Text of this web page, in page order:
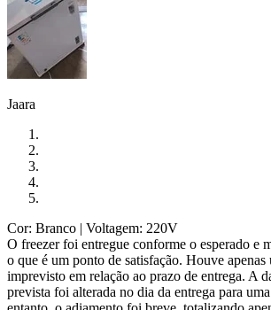
Jaara
Cor: Branco | Voltagem: 220V
O freezer foi entregue conforme o esperado e
o que é um ponto de satisfação. Houve apenas
imprevisto em relação ao prazo de entrega. A
prevista foi alterada no dia da entrega para